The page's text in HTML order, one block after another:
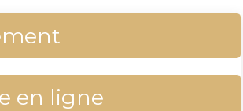
en ligne